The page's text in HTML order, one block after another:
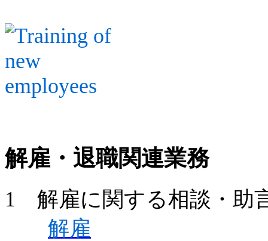
解雇・退職関連業務
1 解雇に関する相談・助
解雇